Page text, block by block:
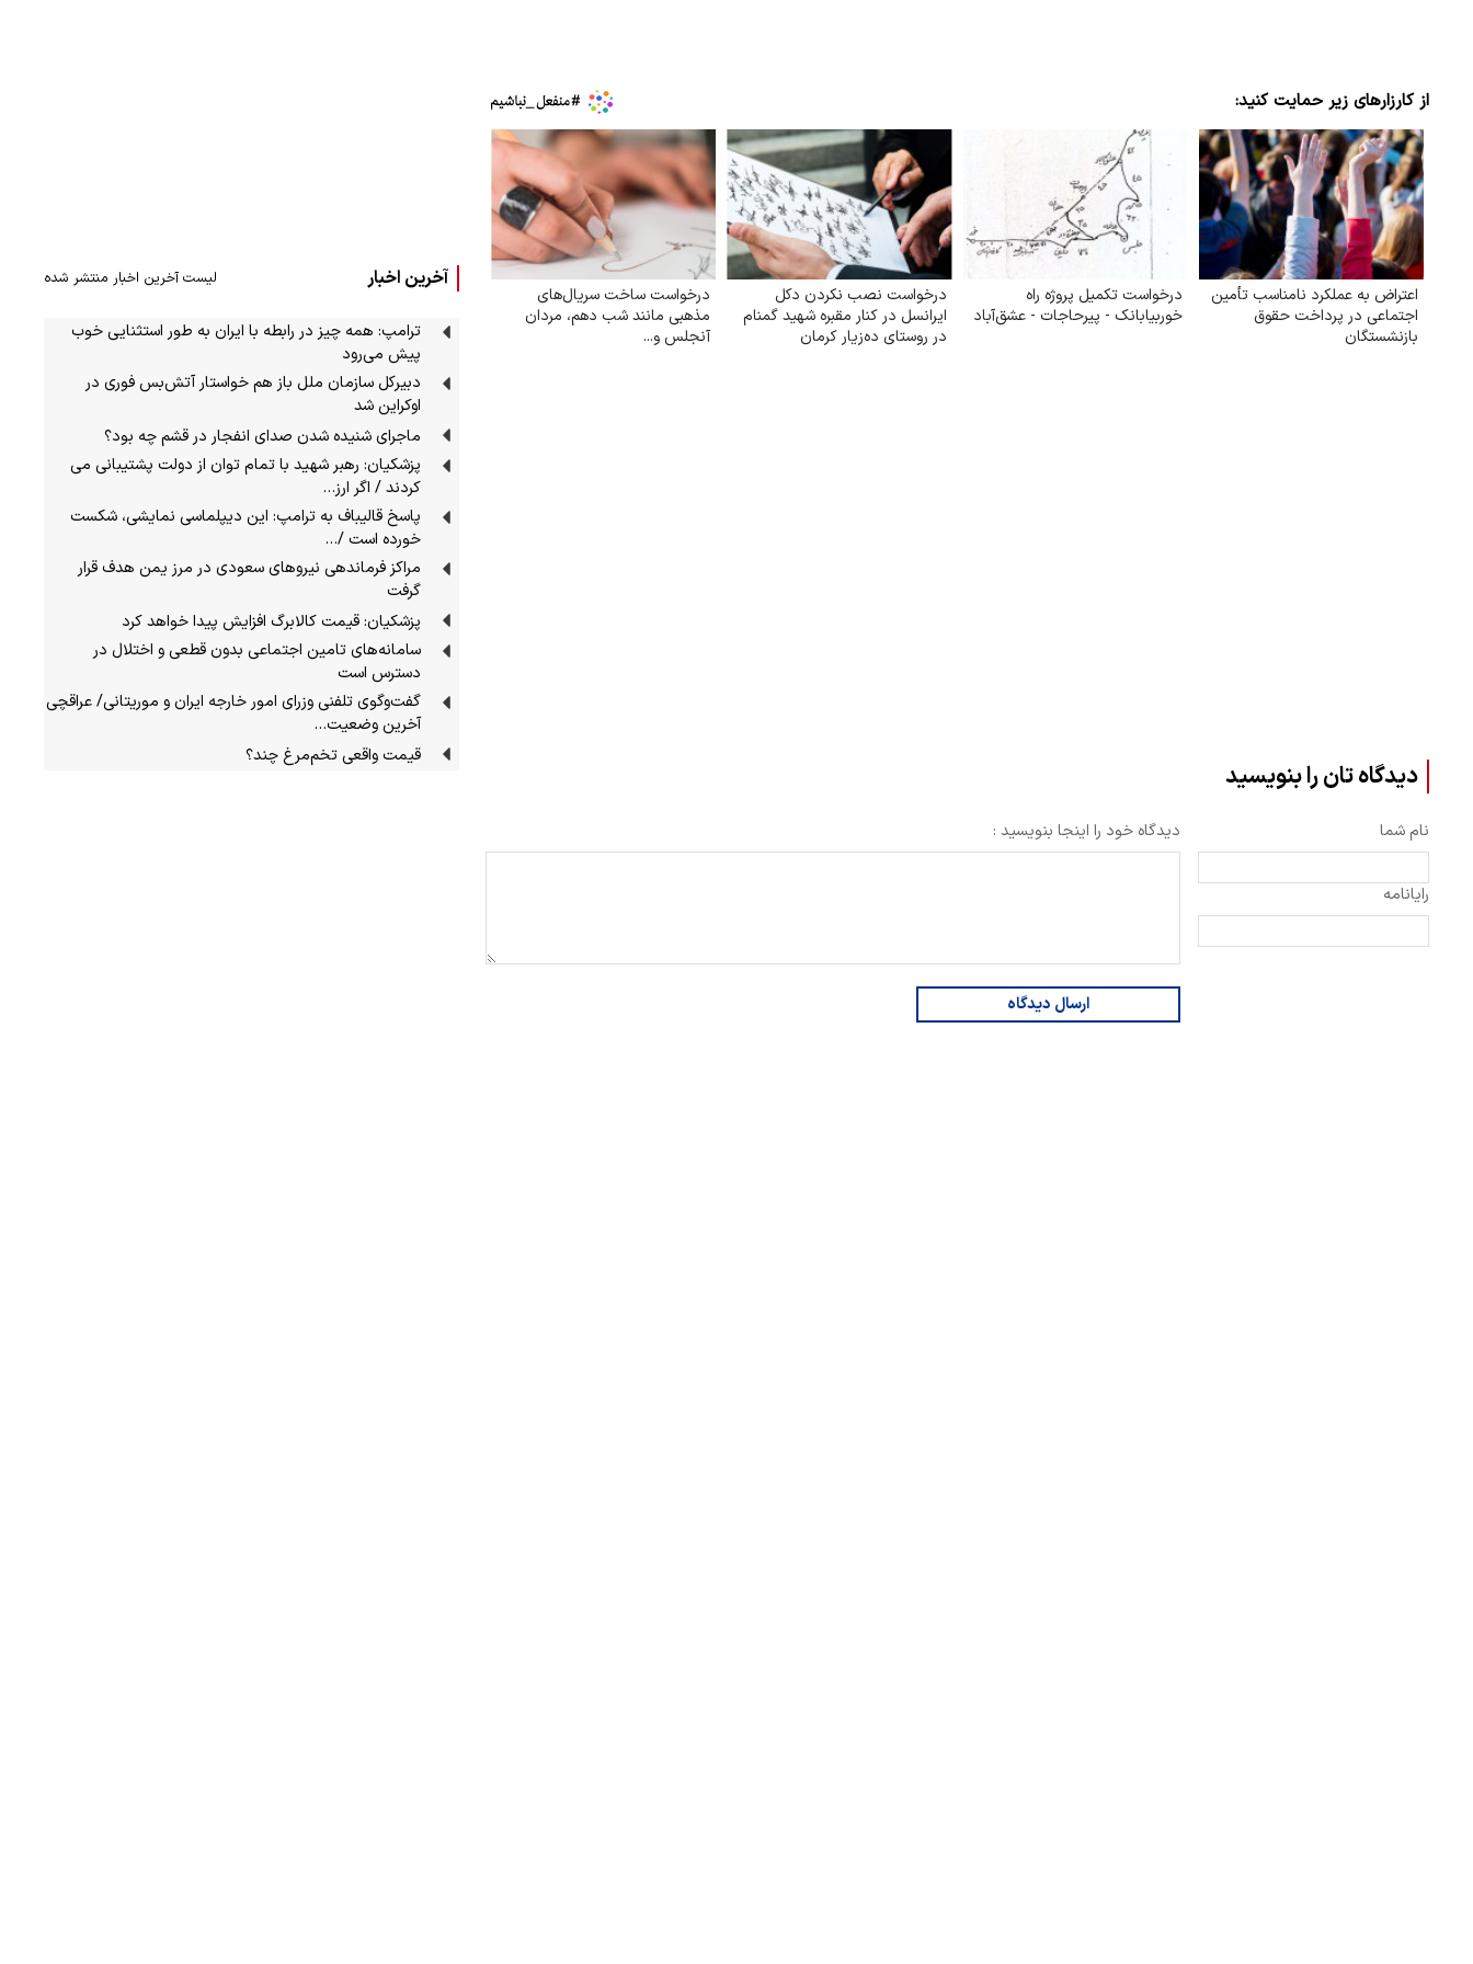
از کارزارهای زیر حمایت کنید:
اعتراض به عملکرد نامناسب تأمین
اجتماعی در پرداخت حقوق
بازنشستگان
درخواست تکمیل پروژه راه
خوربیابانک - پیرحاجات - عشق‌آباد
درخواست نصب نکردن دکل
ایرانسل در کنار مقبره شهید گمنام
در روستای ده‌زیار کرمان
درخواست ساخت سریال‌های
مذهبی مانند شب دهم، مردان
آنجلس و...
دیدگاه تان را بنویسید
نام شما
رایانامه
دیدگاه خود را اینجا بنویسید :
ارسال دیدگاه
آخرین اخبار لیست آخرین اخبار منتشر شده
ترامپ: همه چیز در رابطه با ایران به طور استثنایی خوب
پیش می‌رود
دبیرکل سازمان ملل باز هم خواستار آتش‌بس فوری در
اوکراین شد
ماجرای شنیده شدن صدای انفجار در قشم چه بود؟
پزشکیان: رهبر شهید با تمام توان از دولت پشتیبانی می
کردند / اگر ارز…
پاسخ قالیباف به ترامپ: این دیپلماسی نمایشی، شکست
خورده است /…
مراکز فرماندهی نیروهای سعودی در مرز یمن هدف قرار
گرفت
پزشکیان: قیمت کالابرگ افزایش پیدا خواهد کرد
سامانه‌های تامین اجتماعی بدون قطعی و اختلال در
دسترس است
گفت‌وگوی تلفنی وزرای امور خارجه ایران و موریتانی/ عراقچی
آخرین وضعیت…
قیمت واقعی تخم‌مرغ چند؟